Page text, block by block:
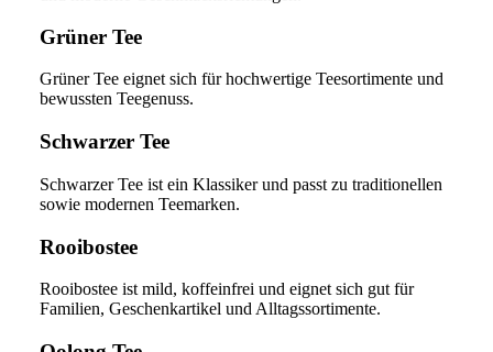
Grüner Tee
Grüner Tee eignet sich für hochwertige Teesortimente und
bewussten Teegenuss.
Schwarzer Tee
Schwarzer Tee ist ein Klassiker und passt zu traditionellen
sowie modernen Teemarken.
Rooibostee
Rooibostee ist mild, koffeinfrei und eignet sich gut für
Familien, Geschenkartikel und Alltagssortimente.